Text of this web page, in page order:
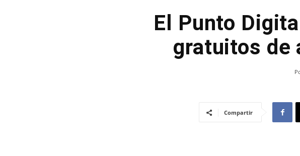
El Punto
gratuitos de
Compartir